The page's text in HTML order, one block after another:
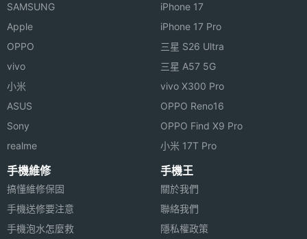
SAMSUNG
Apple
OPPO
vivo
小米
ASUS
Sony
realme
iPhone 17
iPhone 17 Pro
三星 S26 Ultra
三星 A57 5G
vivo X300 Pro
OPPO Reno16
OPPO Find X9 Pro
小米 17T Pro
手機維修
搞懂維修保固
手機送修要注意
手機泡水怎麼救
手機王
關於我們
聯絡我們
隱私權政策